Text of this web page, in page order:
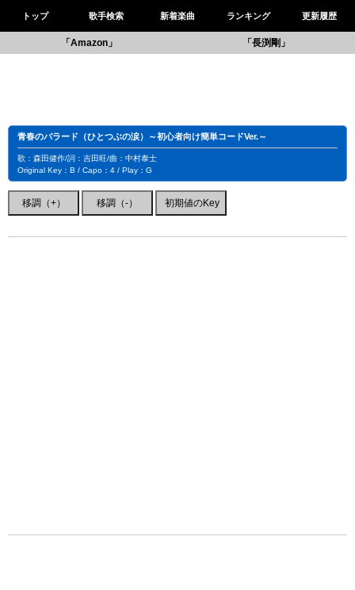
トップ 歌手検索 新着楽曲 ランキング 更新履歴
「Amazon」 「長渕剛」
青春のバラード（ひとつぶの涙）～初心者向け簡単コードVer.～
歌：森田健作/詞：吉田旺/曲：中村泰士
Original Key：B / Capo：4 / Play：G